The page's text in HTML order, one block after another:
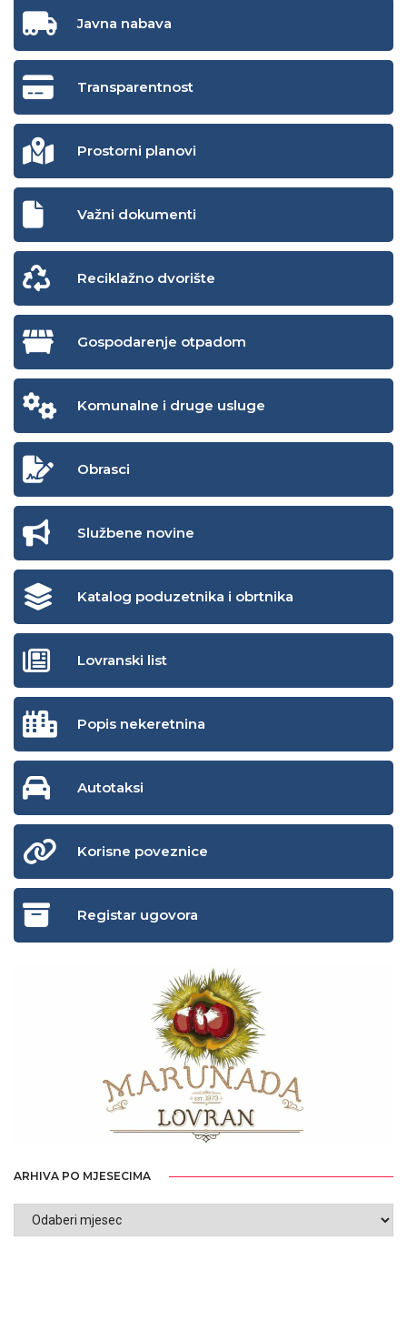
Javna nabava
Transparentnost
Prostorni planovi
Važni dokumenti
Reciklažno dvorište
Gospodarenje otpadom
Komunalne i druge usluge
Obrasci
Službene novine
Katalog poduzetnika i obrtnika
Lovranski list
Popis nekeretnina
Autotaksi
Korisne poveznice
Registar ugovora
ARHIVA PO MJESECIMA
ARHIVA